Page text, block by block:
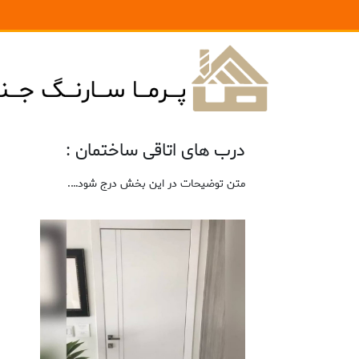
درب های اتاقی ساختمان :
متن توضیحات در این بخش درج شود….